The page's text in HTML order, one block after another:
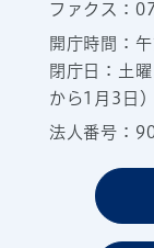
ファクス：
開庁時間：
閉庁日：土
から1月3日）
法人番号：